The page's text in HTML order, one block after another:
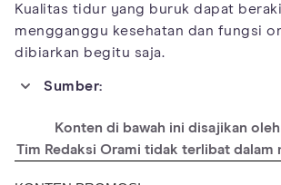
Kualitas tidur yang buruk dapat
mengganggu kesehatan dan fungsi
dibiarkan begitu saja.
Sumber:
another-man.html
https://www.dreamof.org/dream-about-
Konten di bawah ini disajikan
Tim Redaksi Orami tidak terlibat dalam